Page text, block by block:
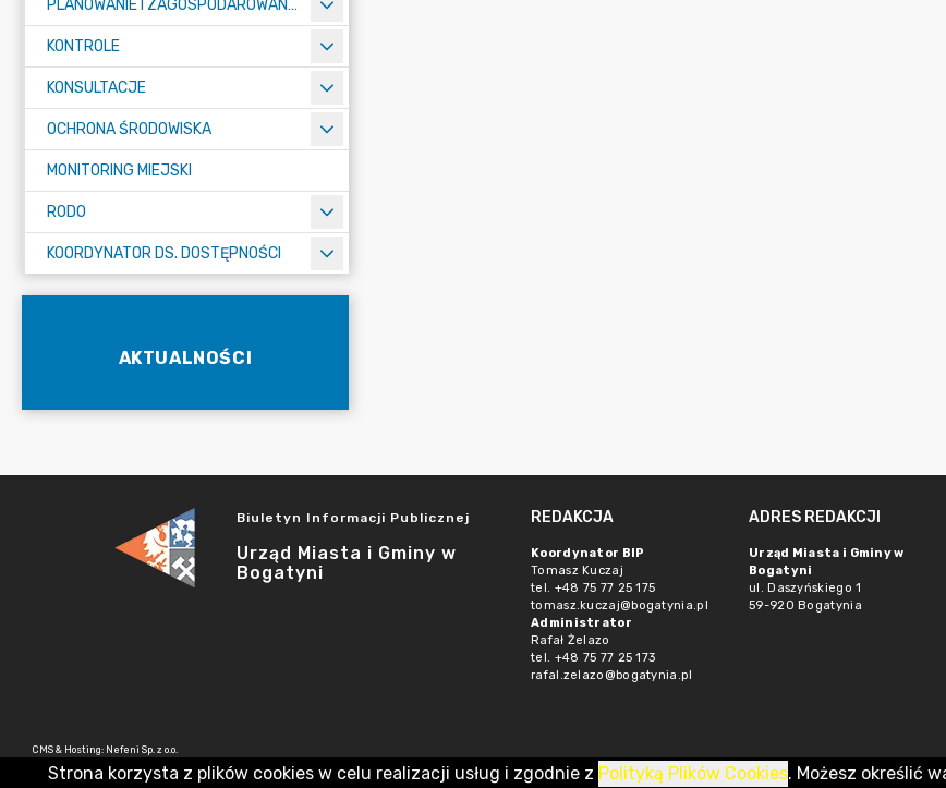
PLANOWANIE I ZAGOSPODAROWANIE PRZESTRZENNE
KONTROLE
KONSULTACJE
OCHRONA ŚRODOWISKA
MONITORING MIEJSKI
RODO
KOORDYNATOR DS. DOSTĘPNOŚCI
AKTUALNOŚCI
Biuletyn Informacji Publicznej
Urząd Miasta i Gminy w
Bogatyni
REDAKCJA
Koordynator BIP
Tomasz Kuczaj
tel. +48 75 77 25 175
tomasz.kuczaj@bogatynia.pl
Administrator
Rafał Żelazo
tel. +48 75 77 25 173
rafal.zelazo@bogatynia.pl
ADRES REDAKCJI
Urząd Miasta i Gminy w
Bogatyni
ul. Daszyńskiego 1
59-920 Bogatynia
CMS & Hosting: Nefeni Sp. z o.o.
Strona korzysta z plików cookies w celu realizacji usług i zgodnie z Polityką Plików Cookies. Możesz określić